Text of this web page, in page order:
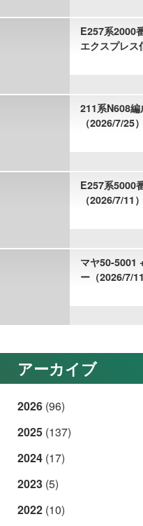
E257系2000
エクスプレス
211系N608
（2026/7/25）
E257系5000
（2026/7/11）
マヤ50-5001
ー（2026/7/11
アーカイブ
2026 (96)
2025 (137)
2024 (17)
2023 (5)
2022 (10)